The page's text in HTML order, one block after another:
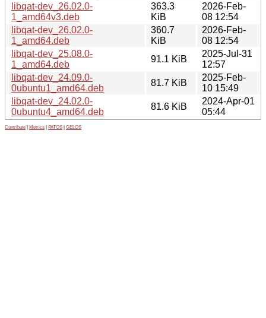
libqat-dev_26.02.0-
1_amd64v3.deb
363.3
KiB
2026-Feb-
08 12:54
libqat-dev_26.02.0-
1_amd64.deb
360.7
KiB
2026-Feb-
08 12:54
libqat-dev_25.08.0-
1_amd64.deb
91.1 KiB
2025-Jul-31
12:57
libqat-dev_24.09.0-
0ubuntu1_amd64.deb
81.7 KiB
2025-Feb-
10 15:49
libqat-dev_24.02.0-
0ubuntu4_amd64.deb
81.6 KiB
2024-Apr-01
05:44
Contribute Metrics PATOS GELOS